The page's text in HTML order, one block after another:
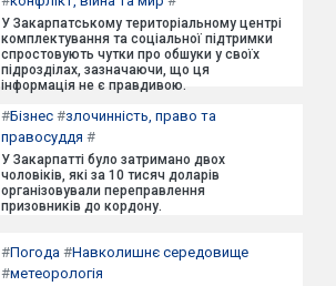
У Закарпатському територіальному центрі
комплектування та соціальної підтримки
спростовують чутки про обшуки у своїх
підрозділах, зазначаючи, що ця
інформація не є правдивою.
#Бізнес #злочинність, право та
правосуддя #
У Закарпатті було затримано двох
чоловіків, які за 10 тисяч доларів
організовували переправлення
призовників до кордону.
#Погода #Навколишнє середовище
#метеорологія